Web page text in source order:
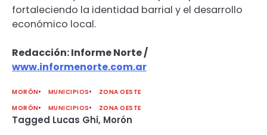
fortaleciendo la identidad barrial y el desarrollo
económico local.
Redacción: Informe Norte /
www.informenorte.com.ar
MORÓN MUNICIPIOS
ZONA OESTE
MORÓN
MUNICIPIOS ZONA OESTE
Tagged Lucas Ghi, Morón